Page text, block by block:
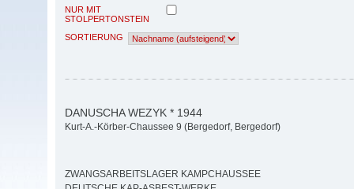
NUR MIT
STOLPERTONSTEIN
SORTIERUNG
DANUSCHA WEZYK * 1944
Kurt-A.-Körber-Chaussee 9 (Bergedorf, Bergedorf)
ZWANGSARBEITSLAGER KAMPCHAUSSEE